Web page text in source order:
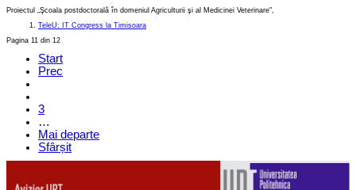
Proiectul „Şcoala postdoctorală în domeniul Agriculturii şi al Medicinei Veterinare",
TeleU: IT Congress la Timisoara
Pagina 11 din 12
Start
Prec
3
…
Mai departe
Sfârșit